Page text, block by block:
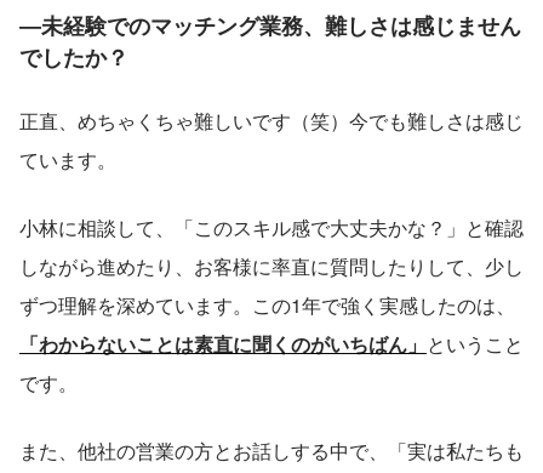
―未経験でのマッチング業務、難しさは感じません
でしたか？
正直、めちゃくちゃ難しいです（笑）今でも難しさは感じ
ています。
小林に相談して、「このスキル感で大丈夫かな？」と確認
しながら進めたり、お客様に率直に質問したりして、少し
ずつ理解を深めています。この1年で強く実感したのは、
「わからないことは素直に聞くのがいちばん」 ということ
です。
また、他社の営業の方とお話しする中で、「実は私たちも